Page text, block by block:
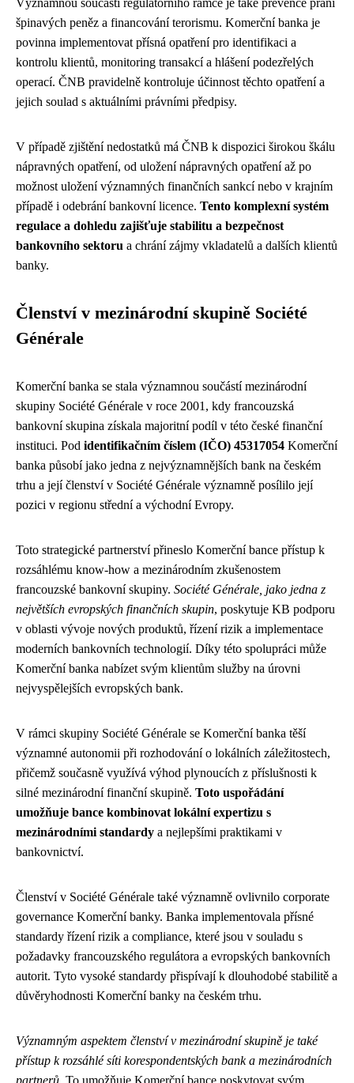
Významnou součástí regulatorního rámce je také prevence praní
špinavých peněz a financování terorismu. Komerční banka je
povinna implementovat přísná opatření pro identifikaci a
kontrolu klientů, monitoring transakcí a hlášení podezřelých
operací. ČNB pravidelně kontroluje účinnost těchto opatření a
jejich soulad s aktuálními právními předpisy.
V případě zjištění nedostatků má ČNB k dispozici širokou škálu
nápravných opatření, od uložení nápravných opatření až po
možnost uložení významných finančních sankcí nebo v krajním
případě i odebrání bankovní licence. Tento komplexní systém
regulace a dohledu zajišťuje stabilitu a bezpečnost
bankovního sektoru a chrání zájmy vkladatelů a dalších klientů
banky.
Členství v mezinárodní skupině Société
Générale
Komerční banka se stala významnou součástí mezinárodní
skupiny Société Générale v roce 2001, kdy francouzská
bankovní skupina získala majoritní podíl v této české finanční
instituci. Pod identifikačním číslem (IČO) 45317054 Komerční
banka působí jako jedna z nejvýznamnějších bank na českém
trhu a její členství v Société Générale významně posílilo její
pozici v regionu střední a východní Evropy.
Toto strategické partnerství přineslo Komerční bance přístup k
rozsáhlému know-how a mezinárodním zkušenostem
francouzské bankovní skupiny. Société Générale, jako jedna z
největších evropských finančních skupin, poskytuje KB podporu
v oblasti vývoje nových produktů, řízení rizik a implementace
moderních bankovních technologií. Díky této spolupráci může
Komerční banka nabízet svým klientům služby na úrovni
nejvyspělejších evropských bank.
V rámci skupiny Société Générale se Komerční banka těší
významné autonomii při rozhodování o lokálních záležitostech,
přičemž současně využívá výhod plynoucích z příslušnosti k
silné mezinárodní finanční skupině. Toto uspořádání
umožňuje bance kombinovat lokální expertizu s
mezinárodními standardy a nejlepšími praktikami v
bankovnictví.
Členství v Société Générale také významně ovlivnilo corporate
governance Komerční banky. Banka implementovala přísné
standardy řízení rizik a compliance, které jsou v souladu s
požadavky francouzského regulátora a evropských bankovních
autorit. Tyto vysoké standardy přispívají k dlouhodobé stabilitě a
důvěryhodnosti Komerční banky na českém trhu.
Významným aspektem členství v mezinárodní skupině je také
přístup k rozsáhlé síti korespondentských bank a mezinárodních
partnerů . To umožňuje Komerční bance poskytovat svým